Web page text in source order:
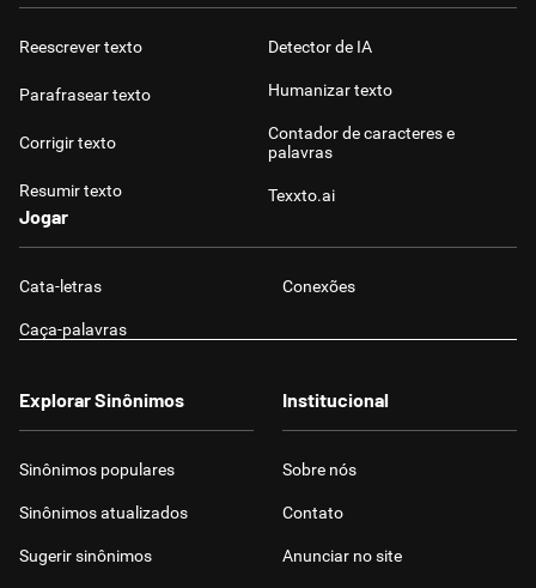
Reescrever texto
Parafrasear texto
Corrigir texto
Resumir texto
Detector de IA
Humanizar texto
Contador de caracteres e
palavras
Texxto.ai
Jogar
Cata-letras Conexões
Caça-palavras
Explorar Sinônimos
Sinônimos populares
Sinônimos atualizados
Sugerir sinônimos
Institucional
Sobre nós
Contato
Anunciar no site